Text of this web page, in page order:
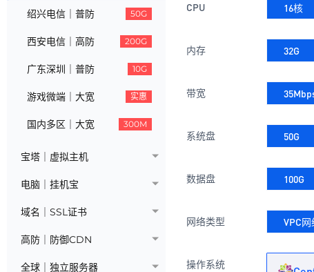
绍兴电信｜普防 50G
西安电信｜高防 200G
广东深圳｜普防 10G
游戏微端｜大宽 实惠
国内多区｜大宽 300M
宝塔｜虚拟主机
电脑｜挂机宝
域名｜SSL证书
高防｜防御CDN
全球｜独立服务器
CPU 16核
内存 32G
带宽
系统盘 50G
数据盘 100G
网络类型 VPC网
操作系统